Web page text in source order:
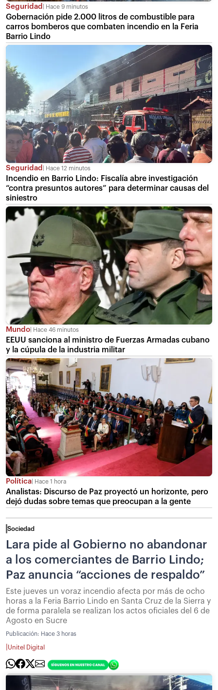
Seguridad Hace 9 minutos
Gobernación pide 2.000 litros de combustible para
carros bomberos que combaten incendio en la Feria
Barrio Lindo
Seguridad Hace 12 minutos
Incendio en Barrio Lindo: Fiscalía abre investigación
“contra presuntos autores” para determinar causas del
siniestro
Mundo Hace 46 minutos
EEUU sanciona al ministro de Fuerzas Armadas cubano
y la cúpula de la industria militar
Política Hace 1 hora
Analistas: Discurso de Paz proyectó un horizonte, pero
dejó dudas sobre temas que preocupan a la gente
Sociedad
Lara pide al Gobierno no abandonar
a los comerciantes de Barrio Lindo;
Paz anuncia “acciones de respaldo”
Este jueves un voraz incendio afecta por más de ocho
horas a la Feria Barrio Lindo en Santa Cruz de la Sierra y
de forma paralela se realizan los actos oficiales del 6 de
Agosto en Sucre
Publicación: Hace 3 horas
Unitel Digital